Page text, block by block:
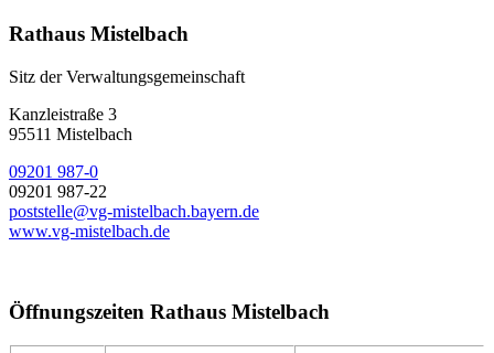
Rathaus Mistelbach
Sitz der Verwaltungsgemeinschaft
Kanzleistraße 3
95511 Mistelbach
09201 987-0
09201 987-22
poststelle@vg-mistelbach.bayern.de
www.vg-mistelbach.de
Öffnungszeiten Rathaus Mistelbach